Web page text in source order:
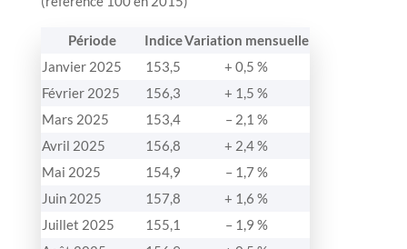
Période IndiceVariation mensuelle
Janvier 2025
153,5
+ 0,5 %
Février 2025
156,3
+ 1,5 %
Mars 2025
153,4
– 2,1 %
Avril 2025
156,8
+ 2,4 %
Mai 2025
154,9
– 1,7 %
Juin 2025
157,8
+ 1,6 %
Juillet 2025
155,1
– 1,9 %